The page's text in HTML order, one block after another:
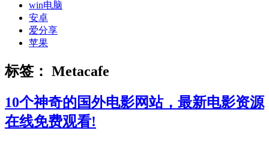
win电脑
安卓
爱分享
苹果
标签： Metacafe
10个神奇的国外电影网站，最新电影资源
在线免费观看!